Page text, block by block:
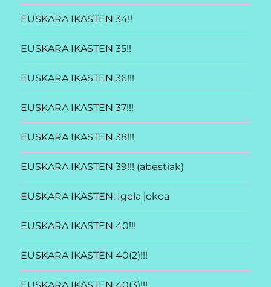
EUSKARA IKASTEN 34!!
EUSKARA IKASTEN 35!!
EUSKARA IKASTEN 36!!!
EUSKARA IKASTEN 37!!!
EUSKARA IKASTEN 38!!!
EUSKARA IKASTEN 39!!! (abestiak)
EUSKARA IKASTEN: Igela jokoa
EUSKARA IKASTEN 40!!!
EUSKARA IKASTEN 40(2)!!!